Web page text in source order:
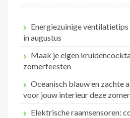
Energiezuinige ventilatietips
in augustus
Maak je eigen
zomerfeesten
Oceanisch blauw en zachte
voor jouw interieur deze zomer
Elektrische raamsensoren: